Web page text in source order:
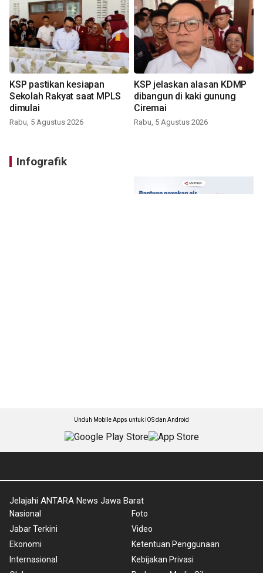
KSP pastikan kesiapan
Sekolah Rakyat saat MPLS
dimulai
Rabu, 5 Agustus 2026
KSP jelaskan alasan KDMP
dibangun di kaki gunung
Ciremai
Rabu, 5 Agustus 2026
Infografik
Unduh Mobile Apps untuk iOS dan Android
Jelajahi ANTARA News Jawa Barat
Nasional
Jabar Terkini
Ekonomi
Internasional
Foto
Video
Ketentuan Penggunaan
Kebijakan Privasi